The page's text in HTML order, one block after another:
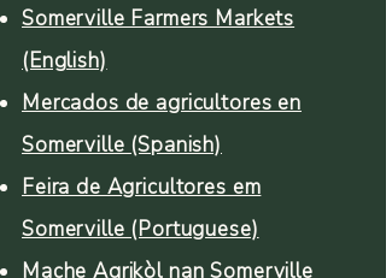
Somerville Farmers Markets
(English)
Mercados de agricultores en
Somerville (Spanish)
Feira de Agricultores em
Somerville (Portuguese)
Mache Agrikòl nan Somerville